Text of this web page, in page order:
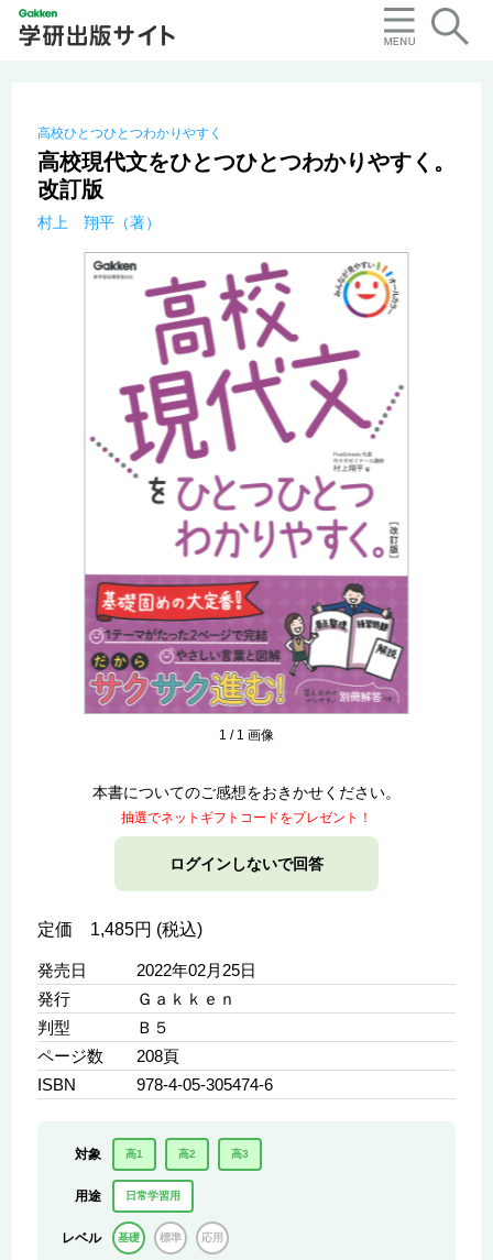
高校ひとつひとつわかりやすく
高校現代文をひとつひとつわかりやすく。
改訂版
村上 翔平（著）
1 / 1 画像
本書についてのご感想をおきかせください。
抽選でネットギフトコードをプレゼント！
ログインしないで回答
定価 1,485円 (税込)
発売日
2022年02月25日
発行
Ｇａｋｋｅｎ
判型
Ｂ５
ページ数
208頁
ISBN
978-4-05-305474-6
対象 高1 高2 高3
用途 日常学習用
レベル 基礎 標準 応用